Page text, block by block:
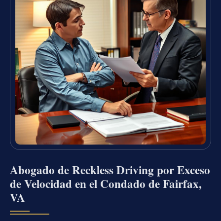
Abogado de Reckless Driving por Exceso
de Velocidad en el Condado de Fairfax,
VA